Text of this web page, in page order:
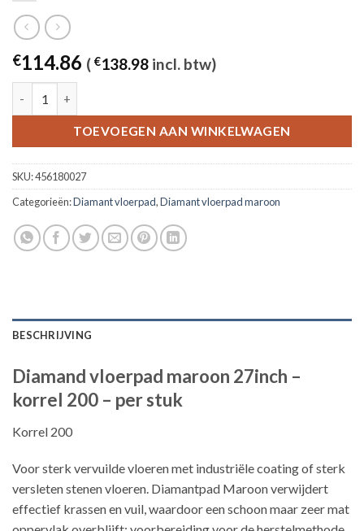
€114.86 ( €138.98 incl. btw)
TOEVOEGEN AAN WINKELWAGEN
SKU:456180027
Categorieën:Diamant vloerpad,Diamant vloerpad maroon
BESCHRIJVING
Diamand vloerpad maroon 27inch –
korrel 200 – per stuk
Korrel 200
Voor sterk vervuilde vloeren met industriële coating of sterk
versleten stenen vloeren. Diamantpad Maroon verwijdert
effectief krassen en vuil, waardoor een schoon maar zeer mat